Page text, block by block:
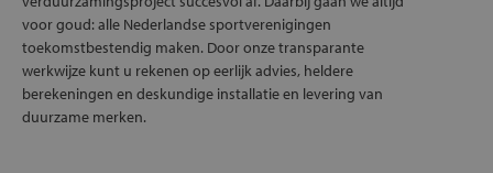
voor goud: alle Nederlandse sportverenigingen
toekomstbestendig maken. Door onze transparante
werkwijze kunt u rekenen op eerlijk advies, heldere
berekeningen en deskundige installatie en levering van
duurzame merken.